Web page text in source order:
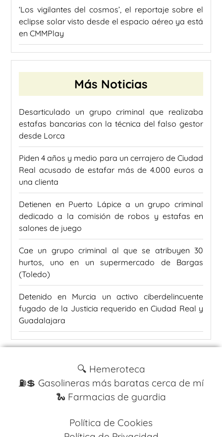
‘Los vigilantes del cosmos’, el reportaje sobre el
eclipse solar visto desde el espacio aéreo ya está
en CMMPlay
Más Noticias
Desarticulado un grupo criminal que realizaba
estafas bancarias con la técnica del falso gestor
desde Lorca
Piden 4 años y medio para un cerrajero de Ciudad
Real acusado de estafar más de 4.000 euros a
una clienta
Detienen en Puerto Lápice a un grupo criminal
dedicado a la comisión de robos y estafas en
salones de juego
Cae un grupo criminal al que se atribuyen 30
hurtos, uno en un supermercado de Bargas
(Toledo)
Detenido en Murcia un activo ciberdelincuente
fugado de la Justicia requerido en Ciudad Real y
Guadalajara
🔍 Hemeroteca
⛽️💲 Gasolineras más baratas cerca de mí
🐍 Farmacias de guardia
Política de Cookies